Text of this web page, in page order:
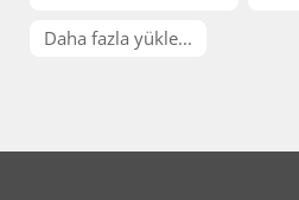
Daha fazla yükle...